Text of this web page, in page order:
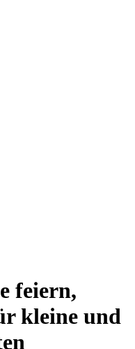
feiern,
kleine und